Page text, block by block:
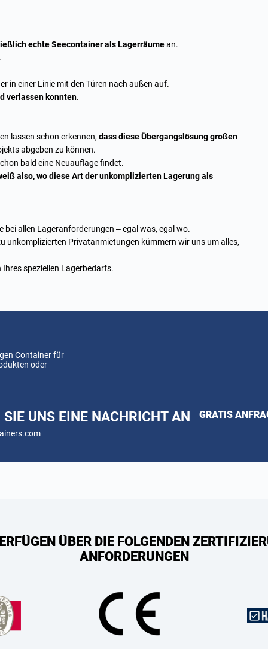
echteSeecontainerals Lagerräumean.
in einer Linie mit den Türen nach außen auf.
verlassen konnten.
lassen schon erkennen, dass diese Übergangslösung großen
abgeben zu können.
bald eine Neuauflage findet.
also, wo diese Art der unkomplizierten Lagerung als
allen Lageranforderungen – egal was, egal wo.
unkomplizierten Privatanmietungen kümmern wir uns um alles,
speziellen Lagerbedarfs.
Container für
oder
SIE UNS EINE NACHRICHT AN GRATIS
ÜBER DIE FOLGENDEN
ANFORDERUNGEN